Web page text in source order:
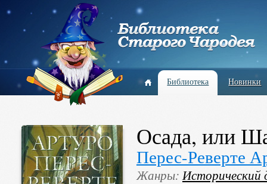
Библиотека Новинки
Осада, или
Перес-Реверте
Жанры:Исторический